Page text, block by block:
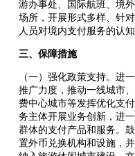
游办事处、国际航班、境
场所，开展形式多样、针
人员对境内支付服务的认知
三、保障措施
（一）强化政策支持。进
推广力度，推动一线城市
费中心城市等发挥优化支
务主体开展业务创新，进
群体的支付产品和服务。
置外币兑换机构和设施，